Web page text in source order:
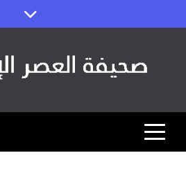
to
صحيفة العصر